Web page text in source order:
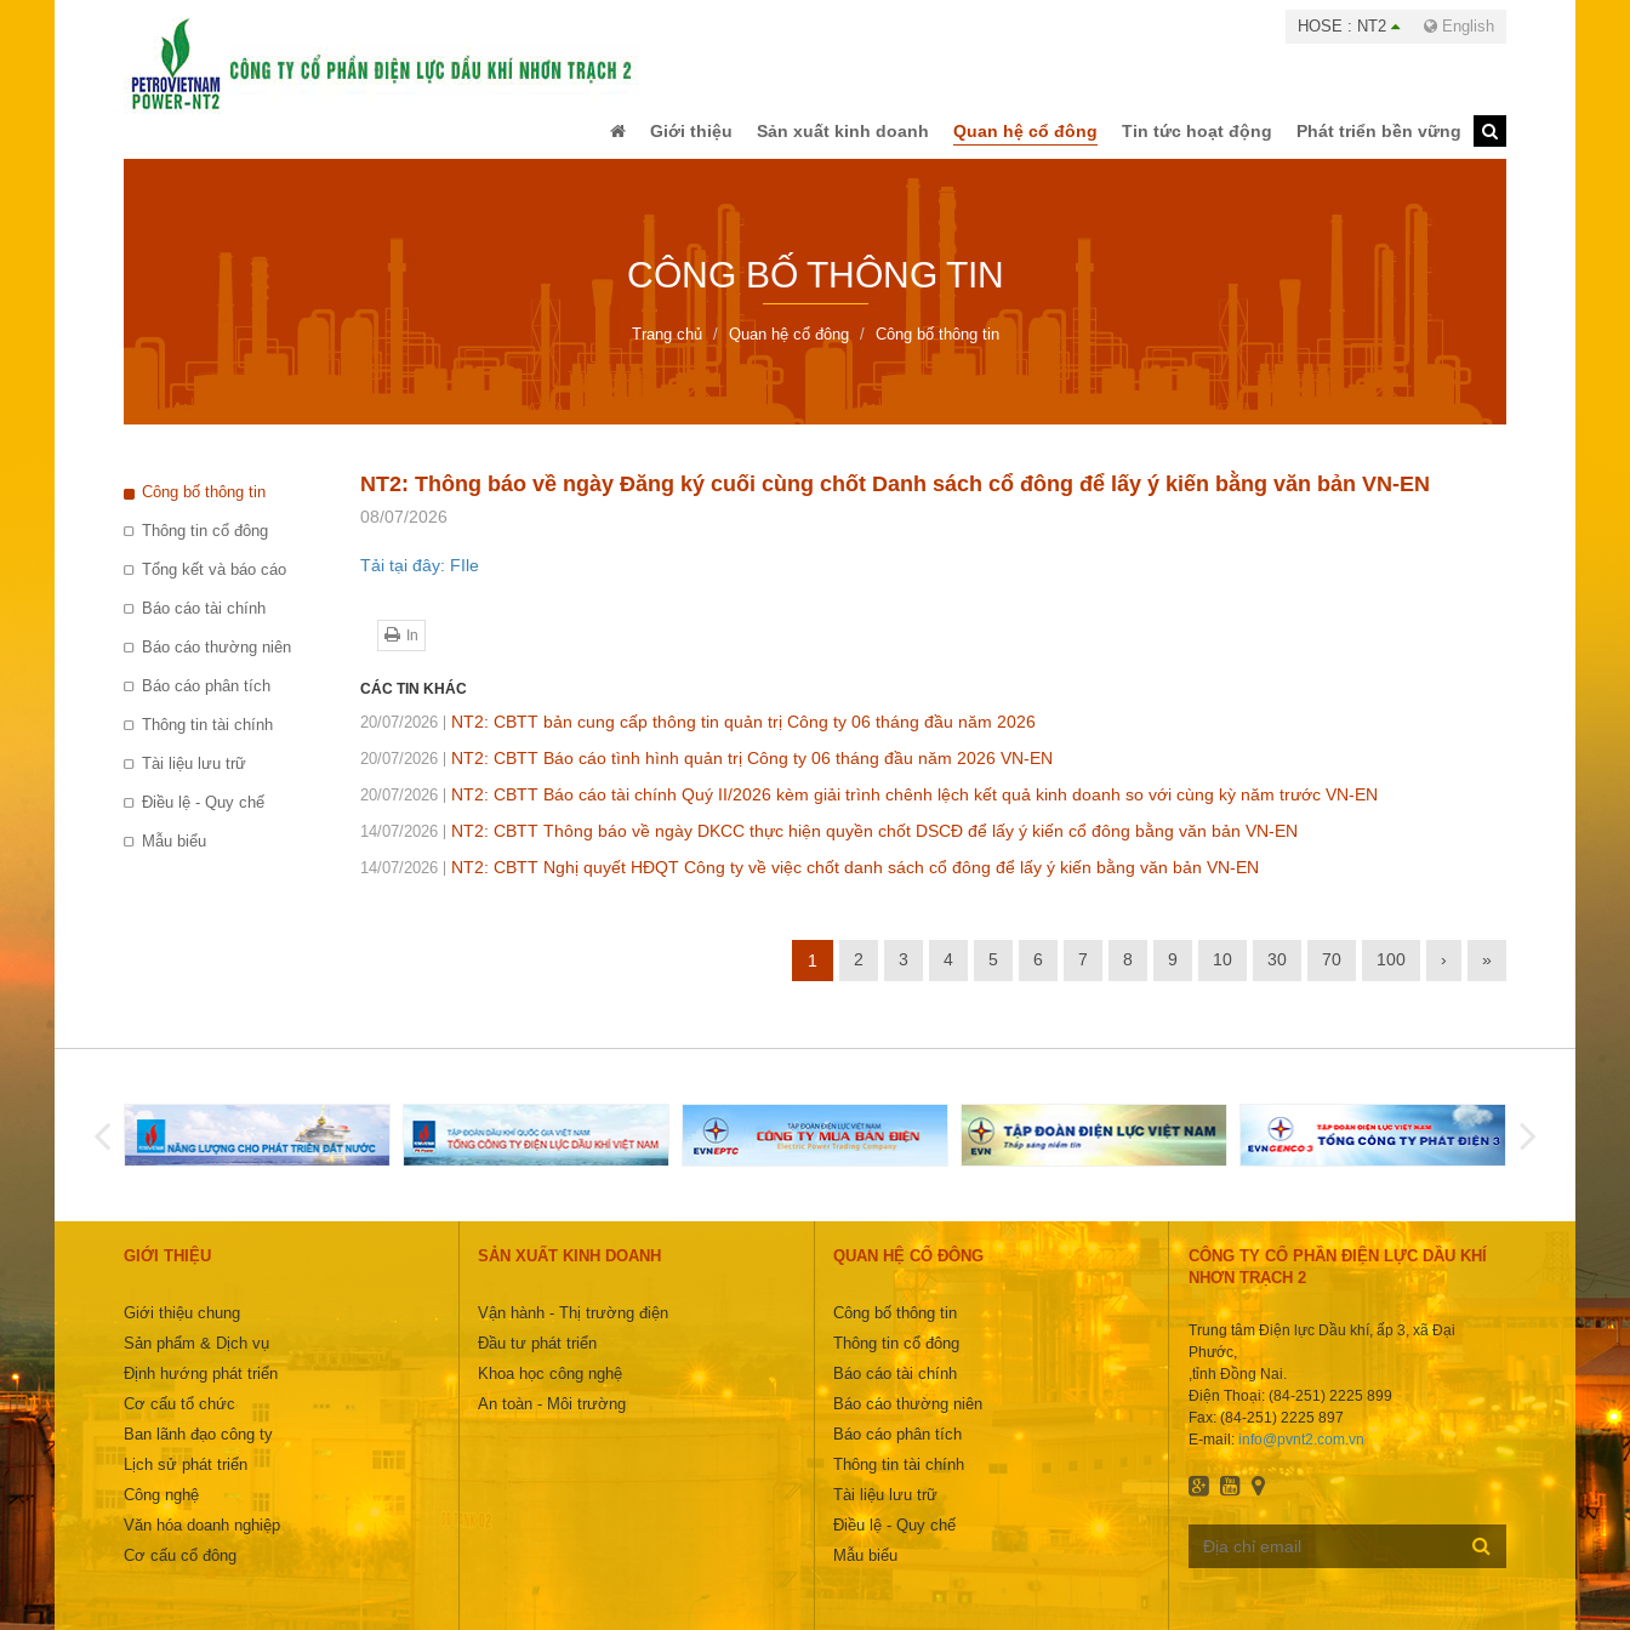
HOSE : NT2 English
Giới thiệu Sản xuất kinh doanh Quan hệ cổ đông Tin tức hoạt động Phát triển bền vững
CÔNG BỐ THÔNG TIN
Trang chủ Quan hệ cổ đông Công bố thông tin
Công bố thông tin
Thông tin cổ đông
Tổng kết và báo cáo
Báo cáo tài chính
Báo cáo thường niên
Báo cáo phân tích
Thông tin tài chính
Tài liệu lưu trữ
Điều lệ - Quy chế
Mẫu biểu
NT2: Thông báo về ngày Đăng ký cuối cùng chốt Danh sách cổ đông để lấy ý kiến bằng văn bản VN-EN
08/07/2026
Tải tại đây: FIle
In
CÁC TIN KHÁC
20/07/2026 NT2: CBTT bản cung cấp thông tin quản trị Công ty 06 tháng đầu năm 2026
20/07/2026 NT2: CBTT Báo cáo tình hình quản trị Công ty 06 tháng đầu năm 2026 VN-EN
20/07/2026 NT2: CBTT Báo cáo tài chính Quý II/2026 kèm giải trình chênh lệch kết quả kinh doanh so với cùng kỳ năm trước VN-EN
14/07/2026 NT2: CBTT Thông báo về ngày DKCC thực hiện quyền chốt DSCĐ để lấy ý kiến cổ đông bằng văn bản VN-EN
14/07/2026 NT2: CBTT Nghị quyết HĐQT Công ty về việc chốt danh sách cổ đông để lấy ý kiến bằng văn bản VN-EN
1 2 3 4 5 6 7 8 9 10 30 70 100 › »
GIỚI THIỆU
Giới thiệu chung
Sản phẩm & Dịch vụ
Định hướng phát triển
Cơ cấu tổ chức
Ban lãnh đạo công ty
Lịch sử phát triển
Công nghệ
Văn hóa doanh nghiệp
Cơ cấu cổ đông
SẢN XUẤT KINH DOANH
Vận hành - Thị trường điện
Đầu tư phát triển
Khoa học công nghệ
An toàn - Môi trường
QUAN HỆ CỔ ĐÔNG
Công bố thông tin
Thông tin cổ đông
Báo cáo tài chính
Báo cáo thường niên
Báo cáo phân tích
Thông tin tài chính
Tài liệu lưu trữ
Điều lệ - Quy chế
Mẫu biểu
CÔNG TY CỔ PHẦN ĐIỆN LỰC DẦU KHÍ
NHƠN TRẠCH 2
Trung tâm Điện lực Dầu khí, ấp 3, xã Đại
Phước,
,tỉnh Đồng Nai.
Điện Thoại: (84-251) 2225 899
Fax: (84-251) 2225 897
E-mail: info@pvnt2.com.vn